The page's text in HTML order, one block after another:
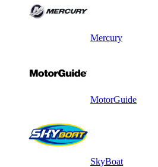
Mercury
MotorGuide
SkyBoat